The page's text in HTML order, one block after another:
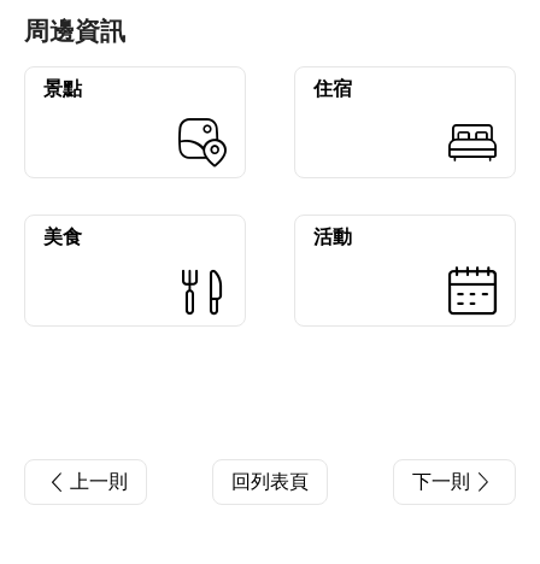
周邊資訊
景點 住宿
美食 活動
上一則 回列表頁 下一則